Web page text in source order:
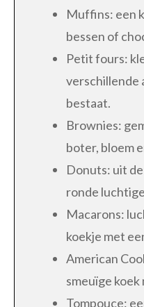
Muffins: een
bessen of
Petit fours:
verschillende
bestaat.
Brownies:
boter, bloem
Donuts: uit
ronde
Macarons:
koekje met
American
smeuïge
Tompouce: